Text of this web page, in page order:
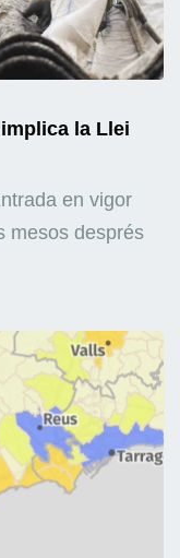
la Llei
en vigor
mesos després